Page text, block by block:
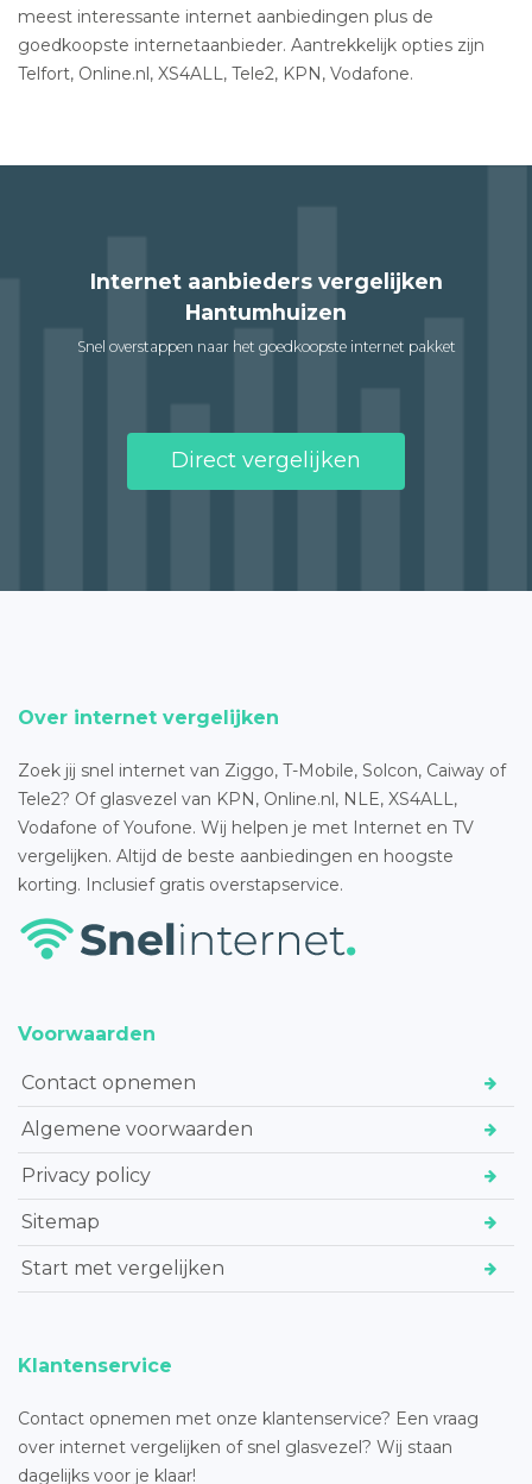
meest interessante internet aanbiedingen plus de
goedkoopste internetaanbieder. Aantrekkelijk opties zijn
Telfort, Online.nl, XS4ALL, Tele2, KPN, Vodafone.
Internet aanbieders vergelijken
Hantumhuizen
Snel overstappen naar het goedkoopste internet pakket
Direct vergelijken
Over internet vergelijken
Zoek jij snel internet van Ziggo, T-Mobile, Solcon, Caiway of
Tele2? Of glasvezel van KPN, Online.nl, NLE, XS4ALL,
Vodafone of Youfone. Wij helpen je met Internet en TV
vergelijken. Altijd de beste aanbiedingen en hoogste
korting. Inclusief gratis overstapservice.
Voorwaarden
Contact opnemen
Algemene voorwaarden
Privacy policy
Sitemap
Start met vergelijken
Klantenservice
Contact opnemen met onze klantenservice? Een vraag
over internet vergelijken of snel glasvezel? Wij staan
dagelijks voor je klaar!